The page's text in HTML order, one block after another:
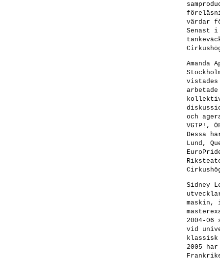
värdar
Senast i
Amanda
arbetade
och
VGTP!,
Dessa
Lund,
Sidney
maskin,
2004-06
vid
klassisk
2005